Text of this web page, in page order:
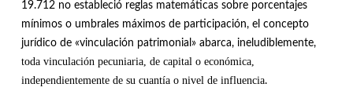
19.712 no estableció reglas matemáticas sobre porcentajes
mínimos o umbrales máximos de participación, el concepto
jurídico de «vinculación patrimonial» abarca, ineludiblemente,
toda vinculación pecuniaria, de capital o económica,
independientemente de su cuantía o nivel de influencia.